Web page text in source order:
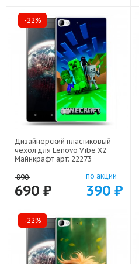
-22%
Дизайнерский пластиковый
чехол для Lenovo Vibe X2
Майнкрафт арт: 22273
890
690 ₽
по акции
390 ₽
-22%